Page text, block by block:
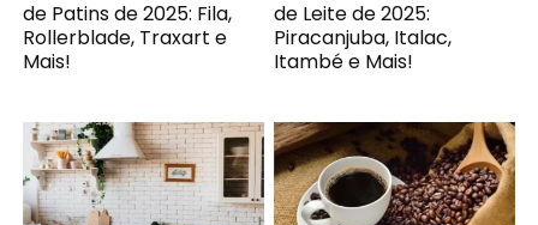
de Patins de 2025: Fila,
Rollerblade, Traxart e
Mais!
de Leite de 2025:
Piracanjuba, Italac,
Itambé e Mais!